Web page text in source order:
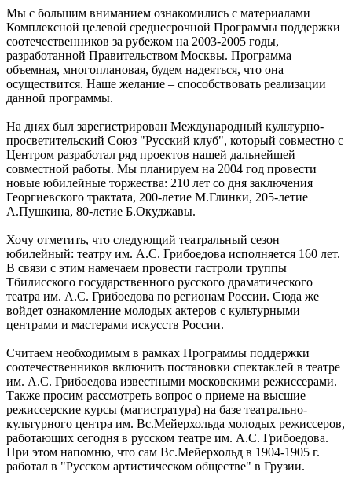
Мы с большим вниманием ознакомились с материалами
Комплексной целевой среднесрочной Программы поддержки
соотечественников за рубежом на 2003-2005 годы,
разработанной Правительством Москвы. Программа –
объемная, многоплановая, будем надеяться, что она
осуществится. Наше желание – способствовать реализации
данной программы.
На днях был зарегистрирован Международный культурно-
просветительский Союз "Русский клуб", который совместно с
Центром разработал ряд проектов нашей дальнейшей
совместной работы. Мы планируем на 2004 год провести
новые юбилейные торжества: 210 лет со дня заключения
Георгиевского трактата, 200-летие М.Глинки, 205-летие
А.Пушкина, 80-летие Б.Окуджавы.
Хочу отметить, что следующий театральный сезон
юбилейный: театру им. А.С. Грибоедова исполняется 160 лет.
В связи с этим намечаем провести гастроли труппы
Тбилисского государственного русского драматического
театра им. А.С. Грибоедова по регионам России. Сюда же
войдет ознакомление молодых актеров с культурными
центрами и мастерами искусств России.
Считаем необходимым в рамках Программы поддержки
соотечественников включить постановки спектаклей в театре
им. А.С. Грибоедова известными московскими режиссерами.
Также просим рассмотреть вопрос о приеме на высшие
режиссерские курсы (магистратура) на базе театрально-
культурного центра им. Вс.Мейерхольда молодых режиссеров,
работающих сегодня в русском театре им. А.С. Грибоедова.
При этом напомню, что сам Вс.Мейерхольд в 1904-1905 г.
работал в "Русском артистическом обществе" в Грузии.